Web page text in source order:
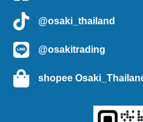
@osaki_thailand
@osakitrading
shopee